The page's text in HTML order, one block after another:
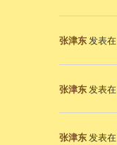
张津东发表在
张津东发表在
张津东发表在